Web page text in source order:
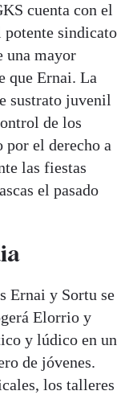
cuenta con el
potente sindicato
una mayor
que Ernai. La
sustrato juvenil
de los
por el derecho a
las fiestas
el pasado
Ernai y Sortu se
Elorrio y
y lúdico en un
de jóvenes.
los talleres